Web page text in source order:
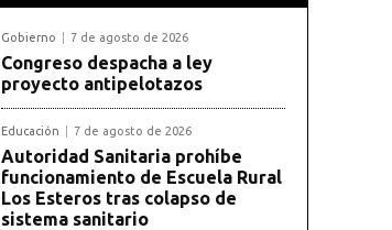
Gobierno 7 de agosto de 2026
Congreso despacha a ley
proyecto antipelotazos
Educación 7 de agosto de 2026
Autoridad Sanitaria prohíbe
funcionamiento de Escuela Rural
Los Esteros tras colapso de
sistema sanitario